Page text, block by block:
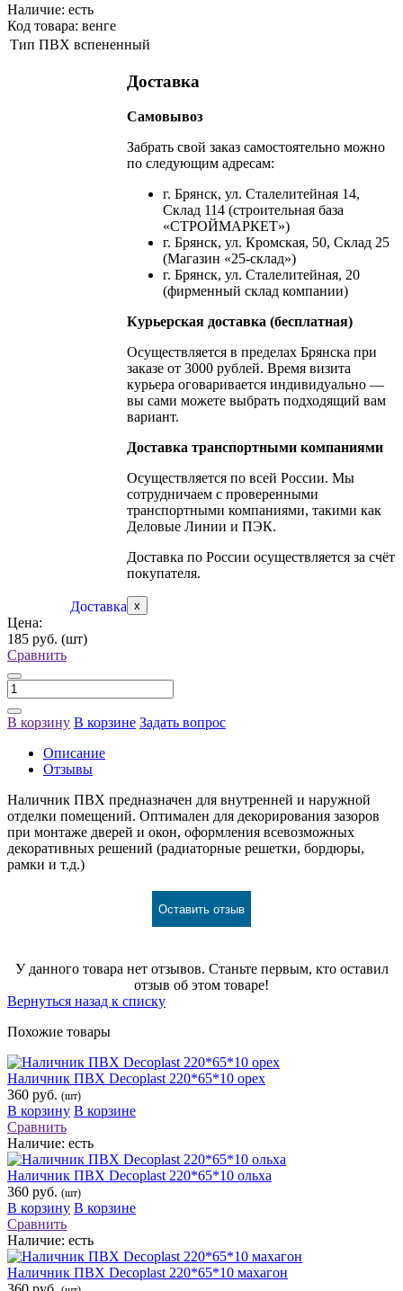
Наличие: есть
Код товара: венге
Тип ПВХ вспененный
Доставка
Доставка
Самовывоз
Забрать свой заказ самостоятельно можно
по следующим адресам:
г. Брянск, ул. Сталелитейная 14,
Склад 114 (строительная база
«СТРОЙМАРКЕТ»)
г. Брянск, ул. Кромская, 50, Склад 25
(Магазин «25-склад»)
г. Брянск, ул. Сталелитейная, 20
(фирменный склад компании)
Курьерская доставка (бесплатная)
Осуществляется в пределах Брянска при
заказе от 3000 рублей. Время визита
курьера оговаривается индивидуально —
вы сами можете выбрать подходящий вам
вариант.
Доставка транспортными компаниями
Осуществляется по всей России. Мы
сотрудничаем с проверенными
транспортными компаниями, такими как
Деловые Линии и ПЭК.
Доставка по России осуществляется за счёт
покупателя.
x
Цена:
185 руб. (шт)
Сравнить
В корзину В корзине Задать вопрос
Описание
Отзывы
Наличник ПВХ предназначен для внутренней и наружной
отделки помещений. Оптимален для декорирования зазоров
при монтаже дверей и окон, оформления всевозможных
декоративных решений (радиаторные решетки, бордюры,
рамки и т.д.)
Оставить отзыв
У данного товара нет отзывов. Станьте первым, кто оставил
отзыв об этом товаре!
Вернуться назад к списку
Похожие товары
Наличник ПВХ Decoplast 220*65*10 орех
360 руб. (шт)
В корзину В корзине
Сравнить
Наличие: есть
Наличник ПВХ Decoplast 220*65*10 ольха
360 руб. (шт)
В корзину В корзине
Сравнить
Наличие: есть
Наличник ПВХ Decoplast 220*65*10 махагон